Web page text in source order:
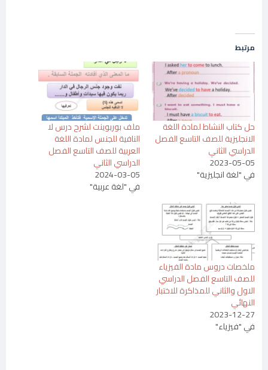
مرتبط
حل كتاب النشاط لمادة اللغة
الانجليزية للصف التاسع الفصل
الدراسي الثاني
2023-05-05
في "لغة انجليزية"
ملف بوربوينت لشرح درس لا
النافية للجنس لمادة اللغة
العربية للصف التاسع الفصل
الدراسي الثاني
2024-03-05
في "لغة عربية"
ملخصات دروس مادة الفيزياء
للصف التاسع الفصل الدراسي
الاول والثاني للمذاكرة للاختبار
النهائي
2023-12-27
في "فيزياء"